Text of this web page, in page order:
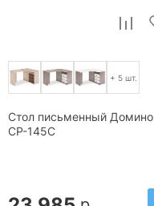
+ 5 шт.
Стол письменный Домино
СР-145С